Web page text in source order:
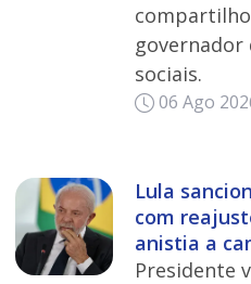
governador
sociais.
06 Ago
Lula
com
anistia a
Presidente